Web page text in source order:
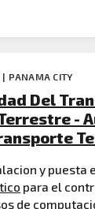
PANAMA CITY
Del
-
y puesta
para el
de